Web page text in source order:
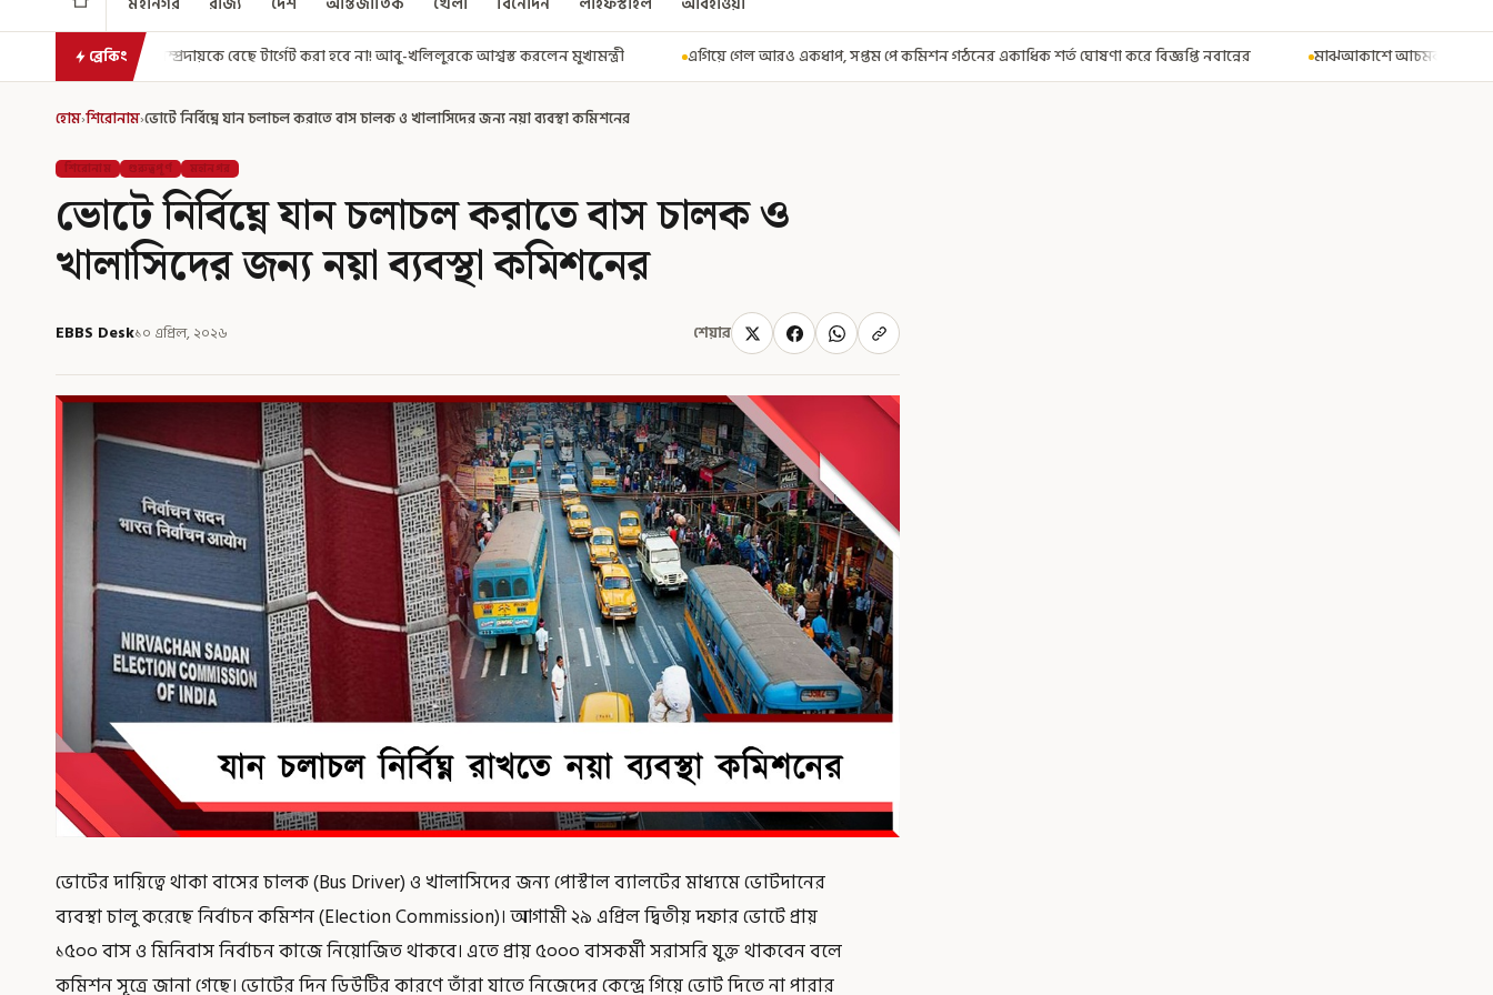
ব্রেকিং
বেছে টার্গেট করা হবে না! আবু-খলিলুরকে আশ্বস্ত করলেন মুখ্যমন্ত্রী এগিয়ে গেল আরও একধাপ, সপ্তম পে কমিশন গঠনের একাধিক শর্ত ঘোষণা করে বিজ্ঞপ্তি নবান্নের মাঝআকাশে আচমকা প্রবল ঝাঁকুনি! এয়ার ইন্ডিয়ার উড়ানে
হোম›শিরোনাম›ভোটে নির্বিঘ্নে যান চলাচল করাতে বাস চালক ও খালাসিদের জন্য নয়া ব্যবস্থা কমিশনের
শিরোনাম গুরুত্বপূর্ণ মহানগর
ভোটে নির্বিঘ্নে যান চলাচল করাতে বাস চালক ও
খালাসিদের জন্য নয়া ব্যবস্থা কমিশনের
EBBS Desk১০ এপ্রিল, ২০২৬ শেয়ার
ভোটের দায়িত্বে থাকা বাসের চালক (Bus Driver) ও খালাসিদের জন্য পোস্টাল ব্যালটের মাধ্যমে ভোটদানের
ব্যবস্থা চালু করেছে নির্বাচন কমিশন (Election Commission)। আগামী ২৯ এপ্রিল দ্বিতীয় দফার ভোটে প্রায়
১৫০০ বাস ও মিনিবাস নির্বাচন কাজে নিয়োজিত থাকবে। এতে প্রায় ৫০০০ বাসকর্মী সরাসরি যুক্ত থাকবেন বলে
কমিশন সূত্রে জানা গেছে। ভোটের দিন ডিউটির কারণে তাঁরা যাতে নিজেদের কেন্দ্রে গিয়ে ভোট দিতে না পারার